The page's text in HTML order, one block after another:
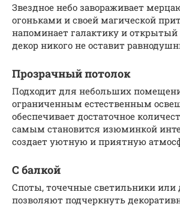
Звездное небо завораживает
огоньками и своей магической
напоминает галактику и открытый
декор никого не оставит
Прозрачный потолок
Подходит для небольших
ограниченным естественным
обеспечивает достаточное
самым становится изюминкой
создает уютную и приятную
С балкой
Споты, точечные светильники или
позволяют подчеркнуть